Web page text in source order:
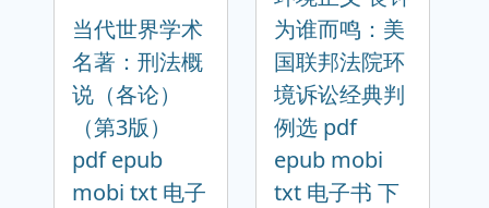
当代世界学术
名著：刑法概
说（各论）
（第3版）
pdf epub
mobi txt 电子
为谁而鸣：美
国联邦法院环
境诉讼经典判
例选 pdf
epub mobi
txt 电子书 下